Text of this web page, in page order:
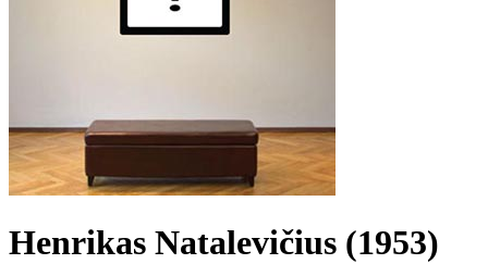
Henrikas Natalevičius (1953)